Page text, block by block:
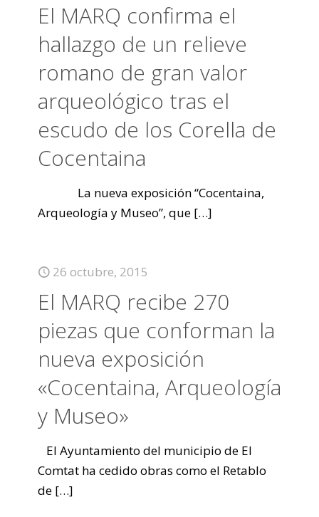
El MARQ confirma el
hallazgo de un relieve
romano de gran valor
arqueológico tras el
escudo de los Corella de
Cocentaina
La nueva exposición “Cocentaina,
Arqueología y Museo”, que […]
26 octubre, 2015
El MARQ recibe 270
piezas que conforman la
nueva exposición
«Cocentaina, Arqueología
y Museo»
El Ayuntamiento del municipio de El
Comtat ha cedido obras como el Retablo
de […]